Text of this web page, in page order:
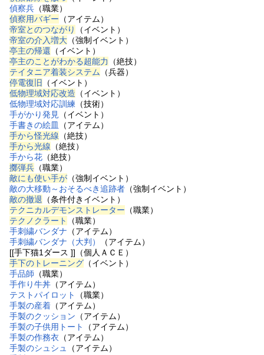
偵察兵 （職業）
偵察用バギー （アイテム）
帝室とのつながり
（イベント）
帝室の介入増大 （強制イベント）
亭主の帰還 （イベント）
亭主のことがわかる超能力
（絶技）
テイタニア着装システム （兵器）
停電復旧 （イベント）
低物理域対応改造 （イベント）
低物理域対応訓練 （技術）
手がかり発見 （イベント）
手書きの絵皿
（アイテム）
手から怪光線 （絶技）
手から光線 （絶技）
手から花 （絶技）
擲弾兵 （職業）
敵にも使い手が （強制イベント）
敵の大移動～おそるべき追跡者 （強制イベント）
敵の撤退 （条件付きイベント）
テクニカルデモンストレーター （職業）
テクノクラート
（職業）
手刺繍バンダナ （アイテム）
手刺繍バンダナ（大判）
（アイテム）
[[手下猫1ダース ]]（個人ＡＣＥ）
手下のトレーニング （イベント）
手品師 （職業）
手作り牛丼 （アイテム）
テストパイロット
（職業）
手製の産着 （アイテム）
手製のクッション （アイテム）
手製の子供用トート
（アイテム）
手製の作務衣 （アイテム）
手製のシュシュ
（アイテム）